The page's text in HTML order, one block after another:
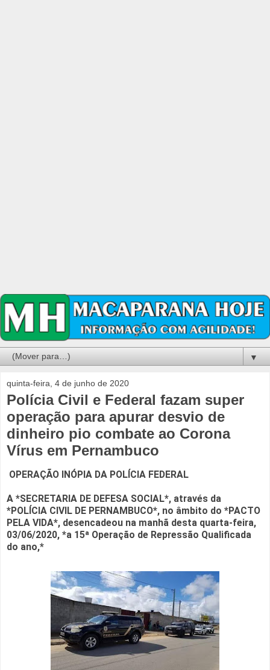
▼
quinta-feira, 4 de junho de 2020
Polícia Civil e Federal fazam super
operação para apurar desvio de
dinheiro pio combate ao Corona
Vírus em Pernambuco
OPERAÇÃO INÓPIA DA POLÍCIA FEDERAL
A *SECRETARIA DE DEFESA SOCIAL*, através da
*POLÍCIA CIVIL DE PERNAMBUCO*, no âmbito do *PACTO
PELA VIDA*, desencadeou na manhã desta quarta-feira,
03/06/2020, *a 15ª Operação de Repressão Qualificada
do ano,*